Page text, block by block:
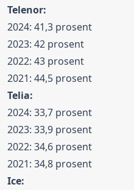
Telenor:
2024: 41,3 prosent
2023: 42 prosent
2022: 43 prosent
2021: 44,5 prosent
Telia:
2024: 33,7 prosent
2023: 33,9 prosent
2022: 34,6 prosent
2021: 34,8 prosent
Ice: